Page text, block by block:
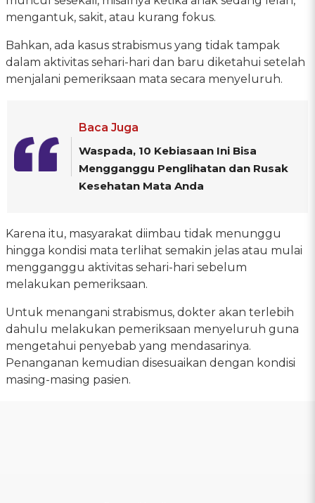
mengantuk, sakit, atau kurang fokus.
Bahkan, ada kasus strabismus yang tidak tampak
dalam aktivitas sehari-hari dan baru diketahui setelah
menjalani pemeriksaan mata secara menyeluruh.
Baca Juga
Waspada, 10 Kebiasaan Ini Bisa
Mengganggu Penglihatan dan Rusak
Kesehatan Mata Anda
Karena itu, masyarakat diimbau tidak menunggu
hingga kondisi mata terlihat semakin jelas atau mulai
mengganggu aktivitas sehari-hari sebelum
melakukan pemeriksaan.
Untuk menangani strabismus, dokter akan terlebih
dahulu melakukan pemeriksaan menyeluruh guna
mengetahui penyebab yang mendasarinya.
Penanganan kemudian disesuaikan dengan kondisi
masing-masing pasien.